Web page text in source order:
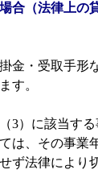
合（法律上の
金・受取手形
す。
3）に該当す
は、その事業
ず法律により